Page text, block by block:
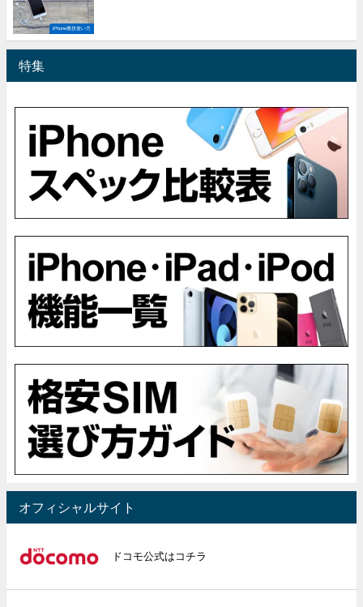
iPhone裏技使い方
特集
オフィシャルサイト
ドコモ公式はコチラ